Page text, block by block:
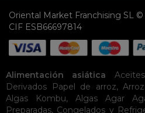
Oriental Market Franchising SL ©
CIF ESB66697814
Alimentación asiática
Derivados
Papel de arroz,
Algas Kombu, Algas Agar
Preparadas, Congelados y